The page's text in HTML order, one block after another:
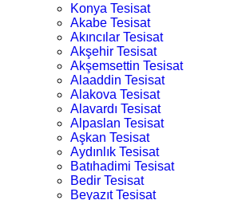
Konya Tesisat
Akabe Tesisat
Akıncılar Tesisat
Akşehir Tesisat
Akşemsettin Tesisat
Alaaddin Tesisat
Alakova Tesisat
Alavardı Tesisat
Alpaslan Tesisat
Aşkan Tesisat
Aydınlık Tesisat
Batıhadimi Tesisat
Bedir Tesisat
Beyazıt Tesisat